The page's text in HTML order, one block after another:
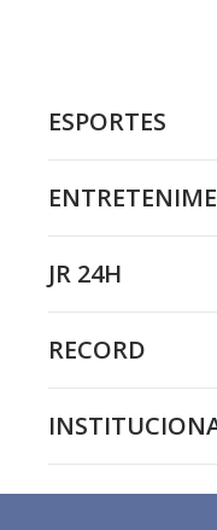
ESPORTES
JR 24H
RECORD